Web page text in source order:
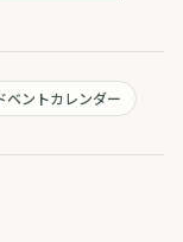
ベントカレンダー